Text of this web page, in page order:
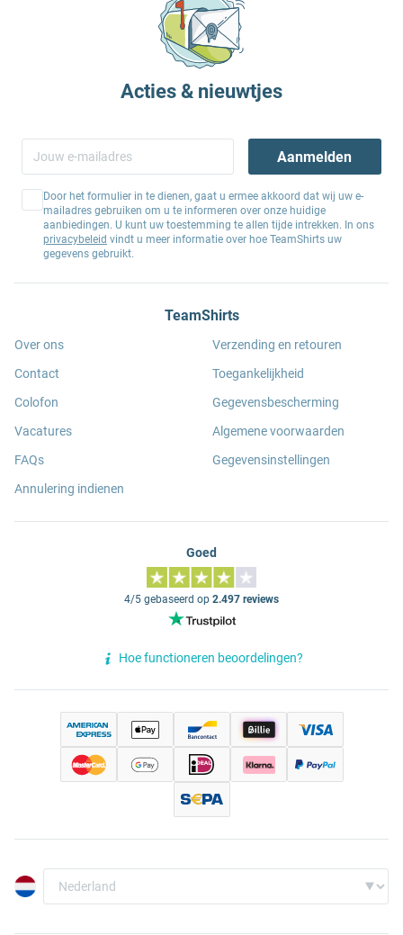
Acties & nieuwtjes
Aanmelden
Door het formulier in te dienen, gaat u ermee akkoord dat wij uw e-
mailadres gebruiken om u te informeren over onze huidige
aanbiedingen. U kunt uw toestemming te allen tijde intrekken. In ons
privacybeleid vindt u meer informatie over hoe TeamShirts uw
gegevens gebruikt.
TeamShirts
Over ons
Contact
Colofon
Vacatures
FAQs
Annulering indienen
Verzending en retouren
Toegankelijkheid
Gegevensbescherming
Algemene voorwaarden
Gegevensinstellingen
Goed
4/5 gebaseerd op 2.497 reviews
Hoe functioneren beoordelingen?